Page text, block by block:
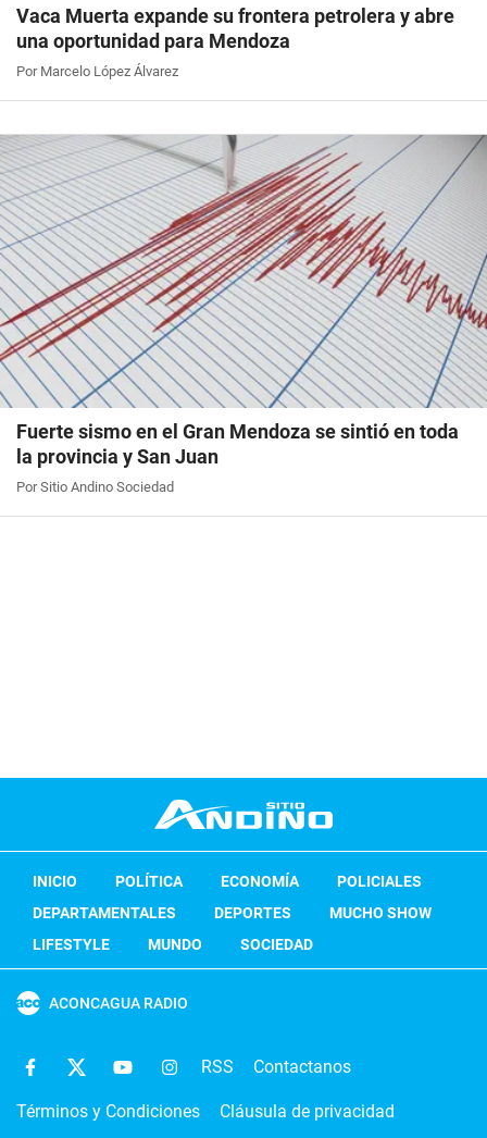
Vaca Muerta expande su frontera petrolera y abre
una oportunidad para Mendoza
Por Marcelo López Álvarez
Fuerte sismo en el Gran Mendoza se sintió en toda
la provincia y San Juan
Por Sitio Andino Sociedad
INICIO POLÍTICA ECONOMÍA
POLICIALES
DEPARTAMENTALES
DEPORTES
MUCHO SHOW
LIFESTYLE
MUNDO SOCIEDAD
ACONCAGUA RADIO
RSS Contactanos
Términos y Condiciones Cláusula de privacidad